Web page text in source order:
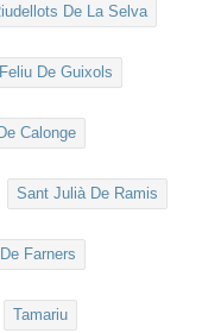
De La Selva
De Guixols
Calonge
Sant Julià De Ramis
Farners
Tamariu